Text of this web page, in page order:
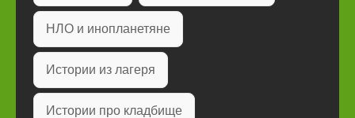
НЛО и инопланетяне
Истории из лагеря
Истории про кладбище